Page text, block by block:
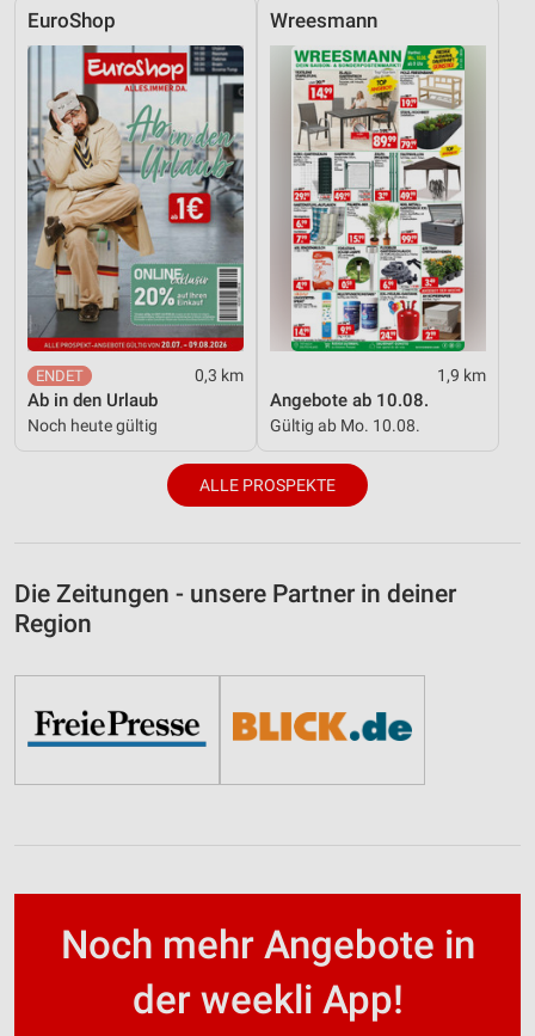
EuroShop
0,3 km
Ab in den Urlaub
Noch heute gültig
Wreesmann
1,9 km
Angebote ab 10.08.
Gültig ab Mo. 10.08.
ALLE PROSPEKTE
Die Zeitungen - unsere Partner in deiner
Region
Noch mehr Angebote in
der weekli App!
Werbung